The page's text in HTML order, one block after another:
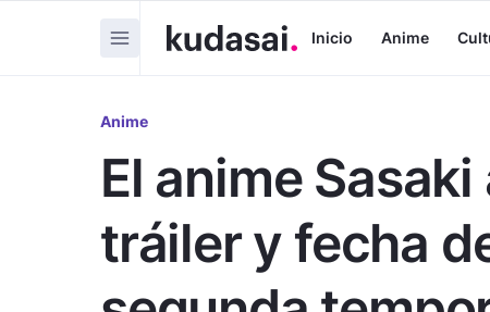
Inicio Anime
Anime
El anime
tráiler y fecha